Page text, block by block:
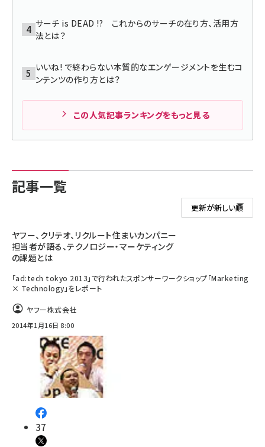
サーチ is DEAD !? これからのサーチの在り方、活用方
法とは？
いいね! で終わらない本質的なエンゲージメントを生むコ
ンテンツの作り方とは？
この人気記事ランキングをもっと見る
記事一覧
ヤフー、クリテオ、リクルート住まいカンパニー
担当者が語る、テクノロジー・マーケティング
の課題とは
「ad:tech tokyo 2013」で行われたスポンサーワークショップ「Marketing
× Technology」をレポート
ヤフー株式会社
2014年1月16日 8:00
37